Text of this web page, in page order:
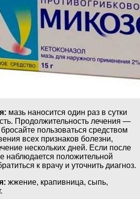
мазь наносится один раз в сутки
Продолжительность лечения —
пользоваться средством
всех признаков болезни,
нескольких дней. Если после
наблюдается положительной
к врачу и уточнить диагноз.
жжение, крапивница, сыпь,